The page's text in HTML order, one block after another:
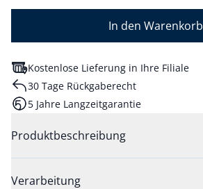
In den Warenkorb
Kostenlose Lieferung in Ihre Filiale
30 Tage Rückgaberecht
5 Jahre Langzeitgarantie
Produktbeschreibung
Verarbeitung